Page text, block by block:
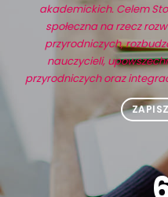
akademickich. Celem
społeczna na rzecz
przyrodniczych,
nauczycieli,
przyrodniczych oraz